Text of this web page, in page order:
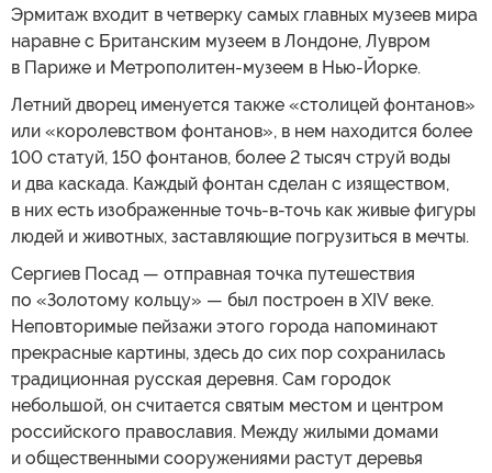
Эрмитаж входит в четверку самых главных музеев мира
наравне с Британским музеем в Лондоне, Лувром
в Париже и Метрополитен-музеем в Нью-Йорке.
Летний дворец именуется также «столицей фонтанов»
или «королевством фонтанов», в нем находится более
100 статуй, 150 фонтанов, более 2 тысяч струй воды
и два каскада. Каждый фонтан сделан с изяществом,
в них есть изображенные точь-в-точь как живые фигуры
людей и животных, заставляющие погрузиться в мечты.
Сергиев Посад — отправная точка путешествия
по «Золотому кольцу» — был построен в XIV веке.
Неповторимые пейзажи этого города напоминают
прекрасные картины, здесь до сих пор сохранилась
традиционная русская деревня. Сам городок
небольшой, он считается святым местом и центром
российского православия. Между жилыми домами
и общественными сооружениями растут деревья